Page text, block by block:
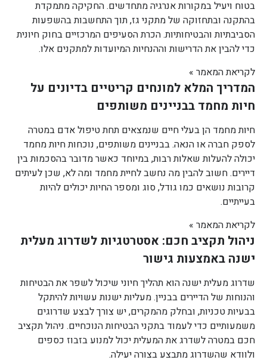
בטוח ויעיל במקורות אנרגיה מתחדשים. החקיקה מתמקדת
בהתקנה ובתחזוקה של מתקני גז, תוך התחשבות בהשפעות
הסביבתיות והבטיחותיות. הכרת הסעיפים המרכזיים בחוק חיונית
כדי להבין את הדרישות וההנחיות המיועדות למתקנים אלו.
לקריאת המאמר »
המדריך המלא למונחים קריטיים בדיונים על
חיות מחמד בבניינים משותפים
חיות מחמד הן בעלי חיים שנמצאים תחת טיפול אדם במטרה
לספק חברה או הנאה. בבניינים משותפים, נוכחות חיות מחמד
יכולה להעלות שאלות רבות, במיוחד כאשר מדובר בהסכמות בין
דיירים. חשוב להבין מה נחשב לחיית מחמד ומה לא, שכן לעיתים
קרובות נושאים כמו גודל, סוג ומספר החיות יכולים להיות
בעייתיים.
לקריאת המאמר »
ניהול תקציב חכם: אסטרטגיות לשדרוג מעלית
ישנה באמצעות גישור
שדרוג מעלית ישנה הוא תהליך חיוני שיכול לשפר את הבטיחות
והנוחות של הדיירים בבניין. מעליות ישנות עשויות להיתקל
בבעיות טכניות, ובחלק מהמקרים, יש צורך לבצע שדרוגים
משמעותיים כדי לעמוד בתקני הבטיחות הנוכחיים. ניהול תקציב
חכם במטרה לשדרג את המעלית יכול למנוע בזבוז כספים
ולוודא שהשדרוג מתבצע בצורה יעילה.